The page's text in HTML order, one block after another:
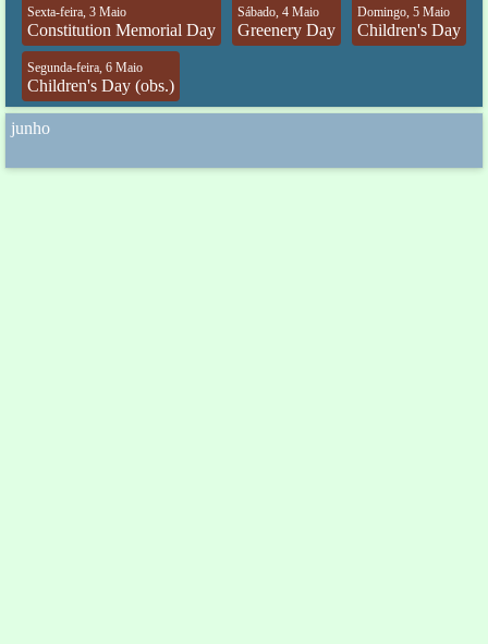
Sexta-feira, 3 Maio
Constitution Memorial Day
Sábado, 4 Maio
Greenery Day
Domingo, 5 Maio
Children's Day
Segunda-feira, 6 Maio
Children's Day (obs.)
junho